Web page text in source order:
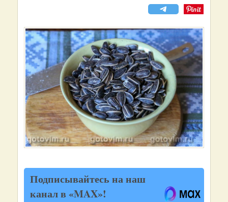
Подписывайтесь на наш
канал в «MAX»!